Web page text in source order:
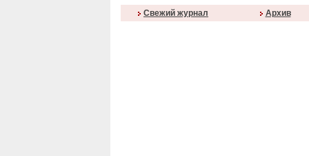
Свежий журнал Архив